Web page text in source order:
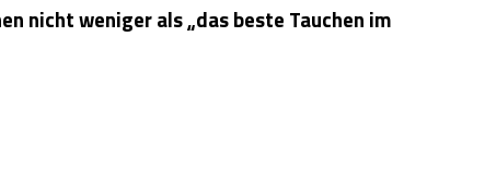
nicht weniger als „das beste Tauchen im